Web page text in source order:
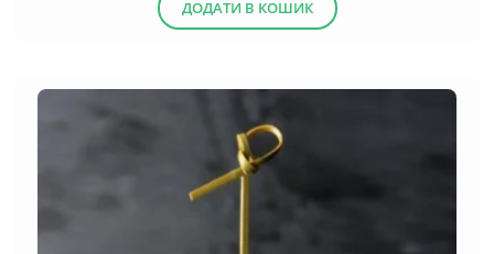
ДОДАТИ В КОШИК